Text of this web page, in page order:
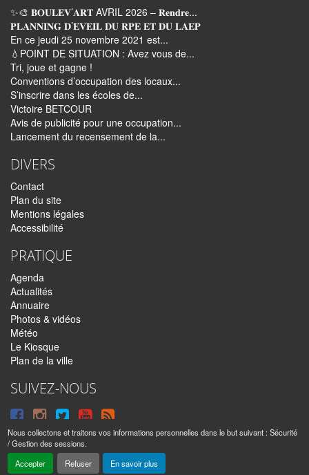
Nous collectons et traitons vos informations personnelles dans le but suivant :Sécurité
/ Gestion des sessions.
Accepter
Refuser En savoir plus
✨🎨 𝐁𝐎𝐔𝐋𝐄𝐕’𝐀𝐑𝐓 AVRIL 2026 – 𝐑𝐞𝐧𝐝𝐫𝐞...
𝐏𝐋𝐀𝐍𝐍𝐈𝐍𝐆 𝐃’𝐄𝐕𝐄𝐈𝐋 𝐃𝐔 𝐑𝐏𝐄 𝐄𝐓 𝐃𝐔 𝐋𝐀𝐄𝐏
En ce jeudi 25 novembre 2021 est...
💧POINT DE SITUATION : Avez vous de...
Tri, joue et gagne !
Conventions d’occupation des locaux...
S’inscrire dans les écoles de...
Victoire BETCOUR
Avis de publicité pour une occupation...
Lancement du recensement de la...
DIVERS
Contact
Plan du site
Mentions légales
Accessibilité
PRATIQUE
Agenda
Actualités
Annuaire
Photos & vidéos
Météo
Le Kiosque
Plan de la ville
SUIVEZ-NOUS
Suivre
sur
Facebook
Suivre
sur
Instagram
Suivre
sur
Twitter
Syndiquer
tout
le
Sainte-Anne © 2016 – 2026 | Tous droits réservés |
|